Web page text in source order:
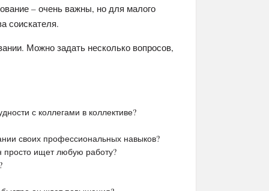
– очень важны, но для малого
соискателя.
Можно задать несколько вопросов,
с коллегами в коллективе?
своих профессиональных навыков?
просто ищет любую работу?